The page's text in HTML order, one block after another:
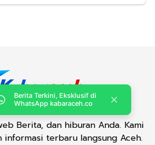
Berita, dan hiburan Anda. Kami
terbaru langsung Aceh.
Berita Terkini, Eksklusif di
WhatsApp kabaraceh.co